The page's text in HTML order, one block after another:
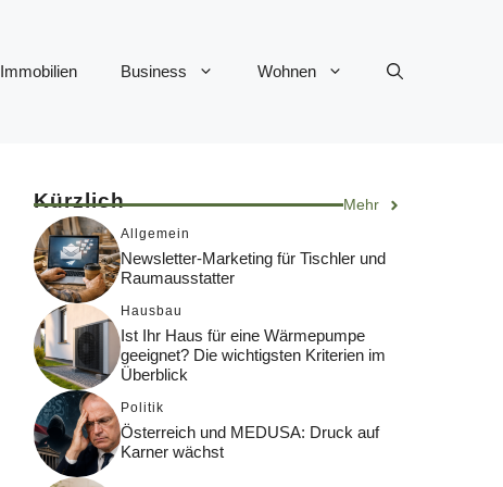
Immobilien Business Wohnen
Kürzlich Mehr
Allgemein
Newsletter-Marketing für Tischler und
Raumausstatter
Hausbau
Ist Ihr Haus für eine Wärmepumpe
geeignet? Die wichtigsten Kriterien im
Überblick
Politik
Österreich und MEDUSA: Druck auf
Karner wächst